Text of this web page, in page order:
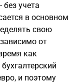
без учета
в основном
свою
от
как
и поэтому